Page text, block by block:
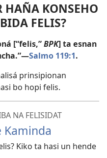
HAÑA KONSEHO
FELIS?
[“felis,”BPK] ta esnan
Salmo 119:1.
prinsipionan
bo hopi felis.
NA FELISIDAT
Kaminda
Kiko ta hasi un hende